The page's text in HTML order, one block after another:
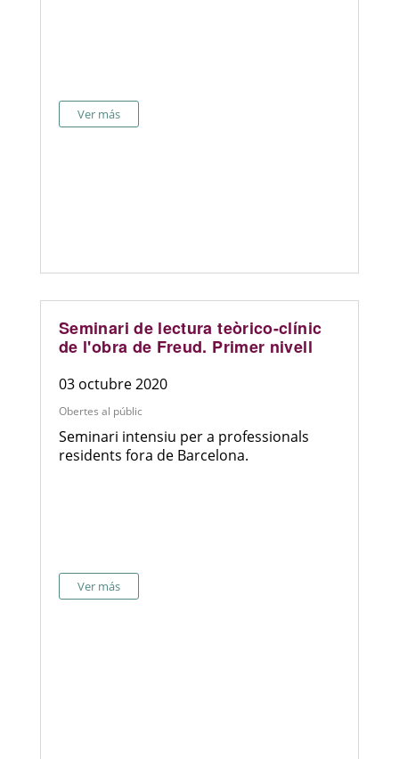
Ver más
Seminari de lectura teòrico-clínic
de l'obra de Freud. Primer nivell
03 octubre 2020
Obertes al públic
Seminari intensiu per a professionals
residents fora de Barcelona.
Ver más